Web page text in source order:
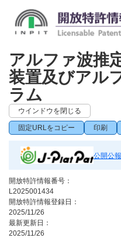
アルファ波推
装置及びアル
ラム
ウインドウを閉じる
固定URLをコピー 印刷
公開公
開放特許情報番号：
L2025001434
開放特許情報登録日：
2025/11/26
最新更新日：
2025/11/26